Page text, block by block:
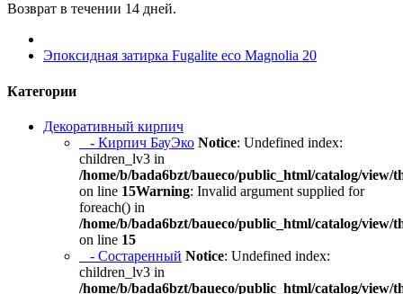
Возврат в течении 14 дней.
Эпоксидная затирка Fugalite eco Magnolia 20
Категории
Декоративный кирпич
- Кирпич БауЭко Notice: Undefined index:
children_lv3 in
/home/b/bada6bzt/baueco/public_html/catalog/view/
on line 15Warning: Invalid argument supplied for
foreach() in
/home/b/bada6bzt/baueco/public_html/catalog/view/
on line 15
- Состаренный Notice: Undefined index:
children_lv3 in
/home/b/bada6bzt/baueco/public_html/catalog/view/